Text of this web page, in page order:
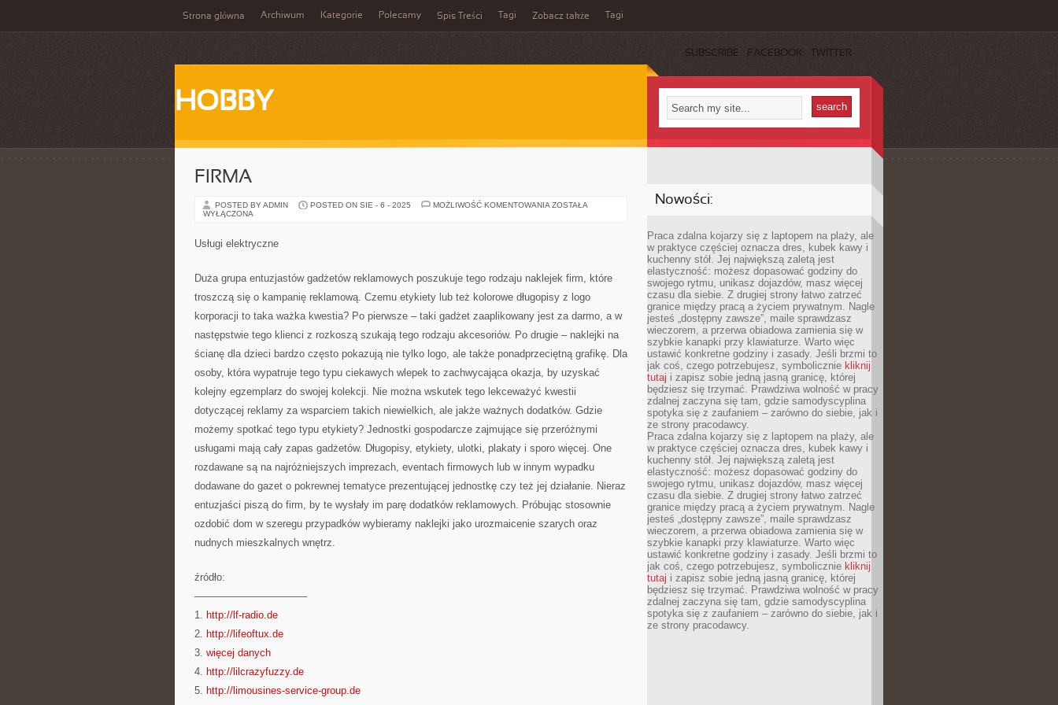
Strona główna Archiwum Kategorie Polecamy Spis Treści Tagi Zobacz także Tagi
SUBSCRIBE FACEBOOK TWITTER
HOBBY
FIRMA
POSTED BY ADMIN POSTED ON SIE - 6 - 2025 MOŻLIWOŚĆ KOMENTOWANIA FIRMA
ZOSTAŁA
WYŁĄCZONA
Usługi elektryczne
Duża grupa entuzjastów gadżetów reklamowych poszukuje tego rodzaju naklejek firm, które
troszczą się o kampanię reklamową. Czemu etykiety lub też kolorowe długopisy z logo
korporacji to taka ważka kwestia? Po pierwsze – taki gadżet zaaplikowany jest za darmo, a w
następstwie tego klienci z rozkoszą szukają tego rodzaju akcesoriów. Po drugie – naklejki na
ścianę dla dzieci bardzo często pokazują nie tylko logo, ale także ponadprzeciętną grafikę. Dla
osoby, która wypatruje tego typu ciekawych wlepek to zachwycająca okazja, by uzyskać
kolejny egzemplarz do swojej kolekcji. Nie można wskutek tego lekceważyć kwestii
dotyczącej reklamy za wsparciem takich niewielkich, ale jakże ważnych dodatków. Gdzie
możemy spotkać tego typu etykiety? Jednostki gospodarcze zajmujące się przeróżnymi
usługami mają cały zapas gadżetów. Długopisy, etykiety, ulotki, plakaty i sporo więcej. One
rozdawane są na najróżniejszych imprezach, eventach firmowych lub w innym wypadku
dodawane do gazet o pokrewnej tematyce prezentującej jednostkę czy też jej działanie. Nieraz
entuzjaści piszą do firm, by te wysłały im parę dodatków reklamowych. Próbując stosownie
ozdobić dom w szeregu przypadków wybieramy naklejki jako urozmaicenie szarych oraz
nudnych mieszkalnych wnętrz.
źródło:
———————————
1. http://lf-radio.de
2. http://lifeoftux.de
3. więcej danych
4. http://lilcrazyfuzzy.de
5. http://limousines-service-group.de
Nowości:
Praca zdalna kojarzy się z laptopem na plaży, ale
w praktyce częściej oznacza dres, kubek kawy i
kuchenny stół. Jej największą zaletą jest
elastyczność: możesz dopasować godziny do
swojego rytmu, unikasz dojazdów, masz więcej
czasu dla siebie. Z drugiej strony łatwo zatrzeć
granice między pracą a życiem prywatnym. Nagle
jesteś „dostępny zawsze”, maile sprawdzasz
wieczorem, a przerwa obiadowa zamienia się w
szybkie kanapki przy klawiaturze. Warto więc
ustawić konkretne godziny i zasady. Jeśli brzmi to
jak coś, czego potrzebujesz, symbolicznie kliknij
tutaj i zapisz sobie jedną jasną granicę, której
będziesz się trzymać. Prawdziwa wolność w pracy
zdalnej zaczyna się tam, gdzie samodyscyplina
spotyka się z zaufaniem – zarówno do siebie, jak i
ze strony pracodawcy.
Praca zdalna kojarzy się z laptopem na plaży, ale
w praktyce częściej oznacza dres, kubek kawy i
kuchenny stół. Jej największą zaletą jest
elastyczność: możesz dopasować godziny do
swojego rytmu, unikasz dojazdów, masz więcej
czasu dla siebie. Z drugiej strony łatwo zatrzeć
granice między pracą a życiem prywatnym. Nagle
jesteś „dostępny zawsze”, maile sprawdzasz
wieczorem, a przerwa obiadowa zamienia się w
szybkie kanapki przy klawiaturze. Warto więc
ustawić konkretne godziny i zasady. Jeśli brzmi to
jak coś, czego potrzebujesz, symbolicznie kliknij
tutaj i zapisz sobie jedną jasną granicę, której
będziesz się trzymać. Prawdziwa wolność w pracy
zdalnej zaczyna się tam, gdzie samodyscyplina
spotyka się z zaufaniem – zarówno do siebie, jak i
ze strony pracodawcy.